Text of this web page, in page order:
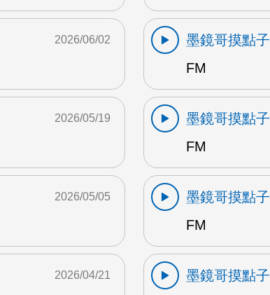
2026/06/02
墨鏡哥摸點子
FM
2026/05/19
墨鏡哥摸點子
FM
2026/05/05
墨鏡哥摸點子
FM
2026/04/21
墨鏡哥摸點子